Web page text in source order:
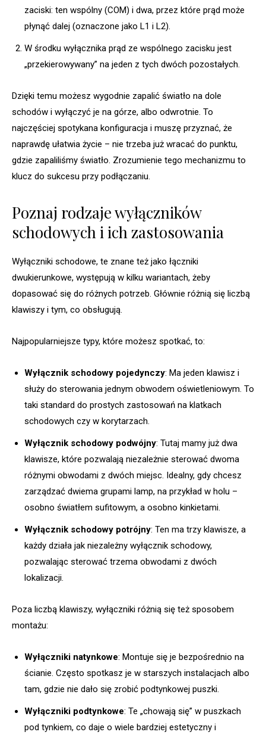
zaciski: ten wspólny (COM) i dwa, przez które prąd może
płynąć dalej (oznaczone jako L1 i L2).
W środku wyłącznika prąd ze wspólnego zacisku jest
„przekierowywany” na jeden z tych dwóch pozostałych.
Dzięki temu możesz wygodnie zapalić światło na dole
schodów i wyłączyć je na górze, albo odwrotnie. To
najczęściej spotykana konfiguracja i muszę przyznać, że
naprawdę ułatwia życie – nie trzeba już wracać do punktu,
gdzie zapaliliśmy światło. Zrozumienie tego mechanizmu to
klucz do sukcesu przy podłączaniu.
Poznaj rodzaje wyłączników
schodowych i ich zastosowania
Wyłączniki schodowe, te znane też jako łączniki
dwukierunkowe, występują w kilku wariantach, żeby
dopasować się do różnych potrzeb. Głównie różnią się liczbą
klawiszy i tym, co obsługują.
Najpopularniejsze typy, które możesz spotkać, to:
Wyłącznik schodowy pojedynczy: Ma jeden klawisz i
służy do sterowania jednym obwodem oświetleniowym. To
taki standard do prostych zastosowań na klatkach
schodowych czy w korytarzach.
Wyłącznik schodowy podwójny: Tutaj mamy już dwa
klawisze, które pozwalają niezależnie sterować dwoma
różnymi obwodami z dwóch miejsc. Idealny, gdy chcesz
zarządzać dwiema grupami lamp, na przykład w holu –
osobno światłem sufitowym, a osobno kinkietami.
Wyłącznik schodowy potrójny: Ten ma trzy klawisze, a
każdy działa jak niezależny wyłącznik schodowy,
pozwalając sterować trzema obwodami z dwóch
lokalizacji.
Poza liczbą klawiszy, wyłączniki różnią się też sposobem
montażu:
Wyłączniki natynkowe: Montuje się je bezpośrednio na
ścianie. Często spotkasz je w starszych instalacjach albo
tam, gdzie nie dało się zrobić podtynkowej puszki.
Wyłączniki podtynkowe: Te „chowają się” w puszkach
pod tynkiem, co daje o wiele bardziej estetyczny i